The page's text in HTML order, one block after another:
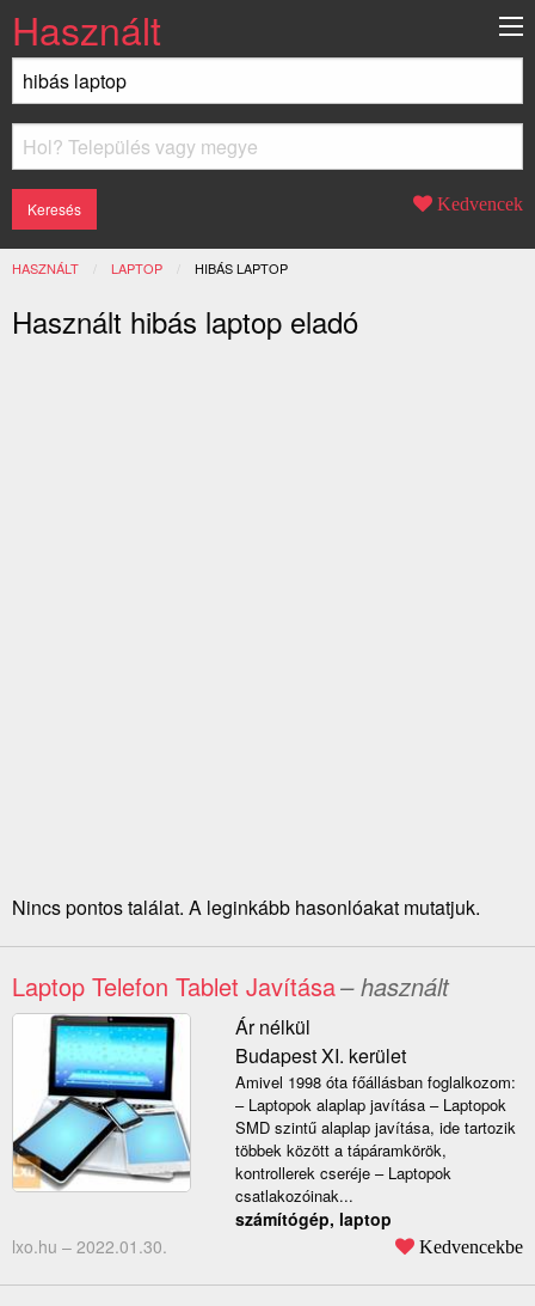
Használt
Kedvencek
HASZNÁLT LAPTOP JELENLEGI:
HIBÁS LAPTOP
Használt hibás laptop eladó
Nincs pontos találat. A leginkább hasonlóakat mutatjuk.
Laptop Telefon Tablet Javítása– használt
Ár nélkül
Budapest XI. kerület
Amivel 1998 óta főállásban foglalkozom:
– Laptopok alaplap javítása – Laptopok
SMD szintű alaplap javítása, ide tartozik
többek között a tápáramkörök,
kontrollerek cseréje – Laptopok
csatlakozóinak...
számítógép, laptop
lxo.hu – 2022.01.30. Kedvencekbe